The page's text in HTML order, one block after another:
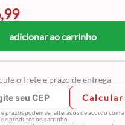
adicionar ao carrinho
o frete e prazo de entrega
Calcular
e prazos podem ser alterados de acordo com a
produtos no carrinho.